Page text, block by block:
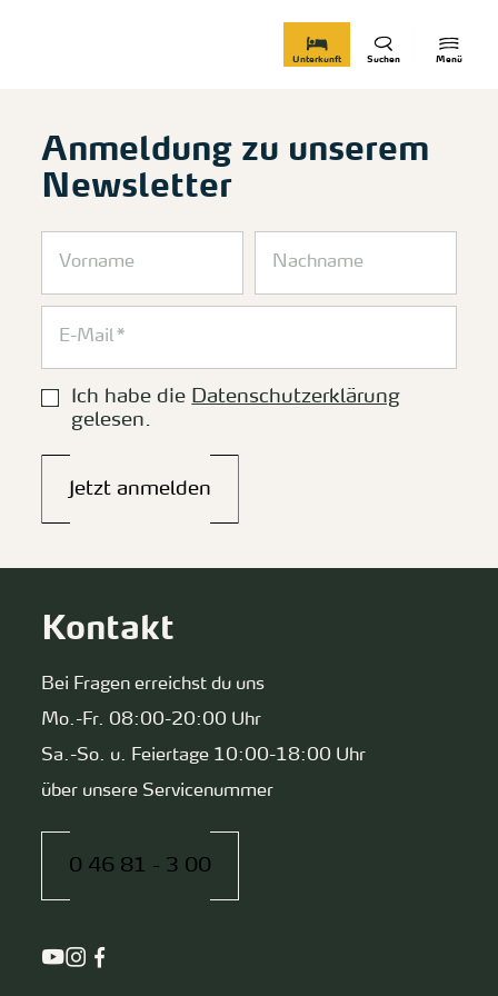
Menü
Suchen
Unterkunft
Anmeldung zu unserem
Newsletter
Ich habe die Datenschutzerklärung
gelesen.
Jetzt anmelden
Kontakt
Bei Fragen erreichst du uns
Mo.-Fr. 08:00-20:00 Uhr
Sa.-So. u. Feiertage 10:00-18:00 Uhr
über unsere Servicenummer
0 46 81 - 3 00